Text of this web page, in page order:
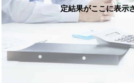
定結果がここに表示